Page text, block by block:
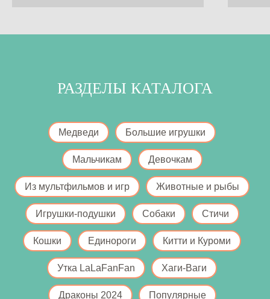
РАЗДЕЛЫ КАТАЛОГА
Медведи Большие игрушки
Мальчикам Девочкам
Из мультфильмов и игр Животные и рыбы
Игрушки-подушки Собаки Стичи
Кошки Единороги Китти и Куроми
Утка LaLaFanFan Хаги-Ваги
Драконы 2024 Популярные